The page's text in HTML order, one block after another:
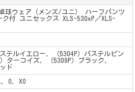
球ウェア（メンズ/ユニ） ハーフパンツ
ク付 ユニセックス XLS-530xP／XLS-
ステルイエロー, （5304P）パステルピン
ターコイズ, （5309P）ブラック,
ド
O, XO